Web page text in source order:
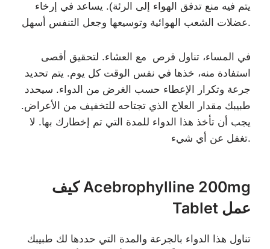
يتم فيه منع تدفق الهواء إلى الرئة). يساعد في إرخاء
عضلات الشعب الهوائية وتوسيعها وجعل التنفس أسهل.
في المساء، تناول قرص مع العشاء. لتحقيق أقصى
استفادة منه، خذها في نفس الوقت كل يوم. يتم تحديد
جرعة وتكرار الإعطاء حسب الغرض من الدواء. سيحدد
طبيبك مقدار العلاج الذي تجتاحه للتخفيف من الأعراض.
يجب أن تأخذ هذا الدواء للمدة التي تم إخطارك بها. لا
تغفل عن أي شيء.
كيف Acebrophylline 200mg
Tablet عمل
تناول هذا الدواء بالجرعة والمدة التي حددها لك طبيبك